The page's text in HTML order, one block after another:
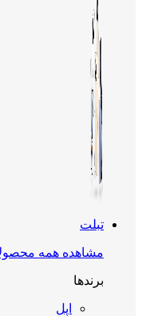
تبلت
مشاهده همه
برندها
اپل